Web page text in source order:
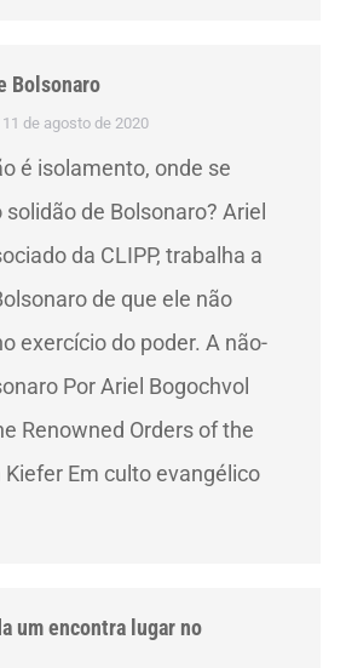
Bolsonaro
11 de agosto de 2020
é isolamento, onde se
de Bolsonaro? Ariel
da CLIPP, trabalha a
de que ele não
exercício do poder. A não-
Por Ariel Bogochvol
Renowned Orders of the
Kiefer Em culto evangélico
um encontra lugar no